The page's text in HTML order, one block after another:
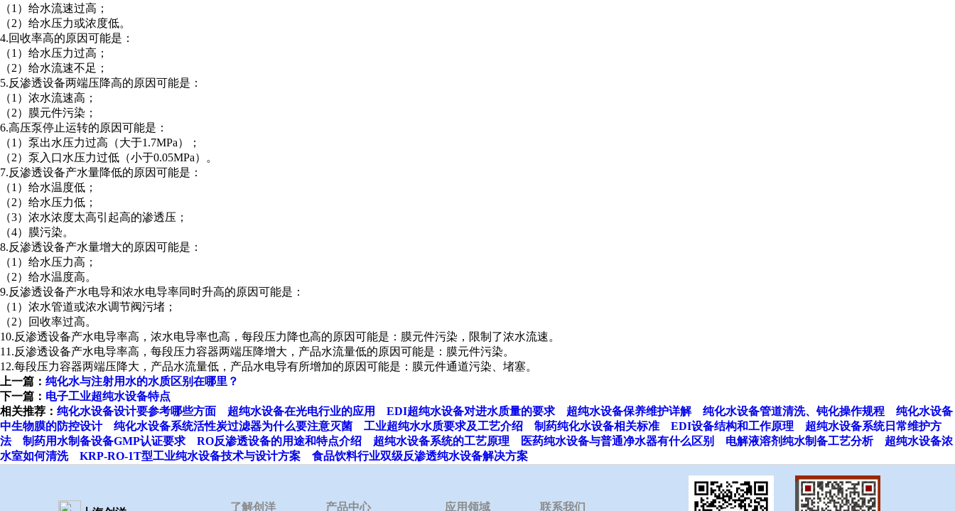
（1）给水流速过高；
（2）给水压力或浓度低。
4.回收率高的原因可能是：
（1）给水压力过高；
（2）给水流速不足；
5.反渗透设备两端压降高的原因可能是：
（1）浓水流速高；
（2）膜元件污染；
6.高压泵停止运转的原因可能是：
（1）泵出水压力过高（大于1.7MPa）；
（2）泵入口水压力过低（小于0.05MPa）。
7.反渗透设备产水量降低的原因可能是：
（1）给水温度低；
（2）给水压力低；
（3）浓水浓度太高引起高的渗透压；
（4）膜污染。
8.反渗透设备产水量增大的原因可能是：
（1）给水压力高；
（2）给水温度高。
9.反渗透设备产水电导和浓水电导率同时升高的原因可能是：
（1）浓水管道或浓水调节阀污堵；
（2）回收率过高。
10.反渗透设备产水电导率高，浓水电导率也高，每段压力降也高的原因可能是：膜元件污染，限制了浓水流速。
11.反渗透设备产水电导率高，每段压力容器两端压降增大，产品水流量低的原因可能是：膜元件污染。
12.每段压力容器两端压降大，产品水流量低，产品水电导有所增加的原因可能是：膜元件通道污染、堵塞。
上一篇： 纯化水与注射用水的水质区别在哪里？
下一篇： 电子工业超纯水设备特点
相关推荐： 纯化水设备设计要参考哪些方面 超纯水设备在光电行业的应用 EDI超纯水设备对进水质量的要求 超纯水设备保养维护详解 纯化水设备管道清洗、钝化操作规程
纯化水设备
中生物膜的防控设计
纯化水设备系统活性炭过滤器为什么要注意灭菌 工业超纯水水质要求及工艺介绍 制药纯化水设备相关标准 EDI设备结构和工作原理
超纯水设备系统日常维护方
法
制药用水制备设备GMP认证要求 RO反渗透设备的用途和特点介绍 超纯水设备系统的工艺原理 医药纯水设备与普通净水器有什么区别 电解液溶剂纯水制备工艺分析
超纯水设备浓
水室如何清洗
KRP-RO-1T型工业纯水设备技术与设计方案 食品饮料行业双级反渗透纯水设备解决方案
了解创洋 产品中心 应用领域 联系我们